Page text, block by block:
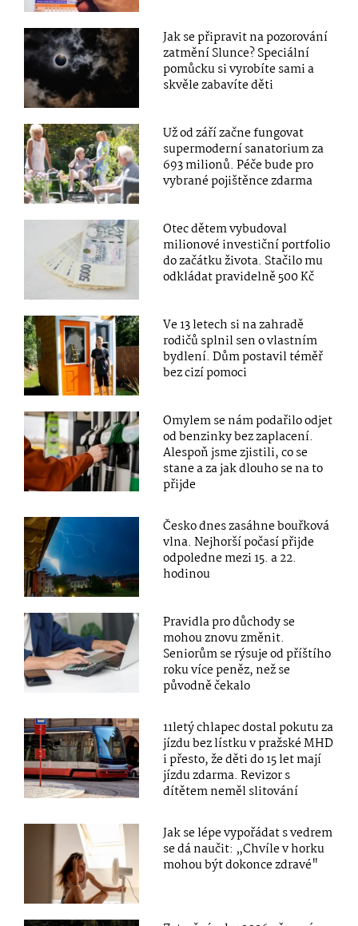
Jak se připravit na pozorování
zatmění Slunce? Speciální
pomůcku si vyrobíte sami a
skvěle zabavíte děti
Už od září začne fungovat
supermoderní sanatorium za
693 milionů. Péče bude pro
vybrané pojištěnce zdarma
Otec dětem vybudoval
milionové investiční portfolio
do začátku života. Stačilo mu
odkládat pravidelně 500 Kč
Ve 13 letech si na zahradě
rodičů splnil sen o vlastním
bydlení. Dům postavil téměř
bez cizí pomoci
Omylem se nám podařilo odjet
od benzinky bez zaplacení.
Alespoň jsme zjistili, co se
stane a za jak dlouho se na to
přijde
Česko dnes zasáhne bouřková
vlna. Nejhorší počasí přijde
odpoledne mezi 15. a 22.
hodinou
Pravidla pro důchody se
mohou znovu změnit.
Seniorům se rýsuje od příštího
roku více peněz, než se
původně čekalo
11letý chlapec dostal pokutu za
jízdu bez lístku v pražské MHD
i přesto, že děti do 15 let mají
jízdu zdarma. Revizor s
dítětem neměl slitování
Jak se lépe vypořádat s vedrem
se dá naučit: „Chvíle v horku
mohou být dokonce zdravé"